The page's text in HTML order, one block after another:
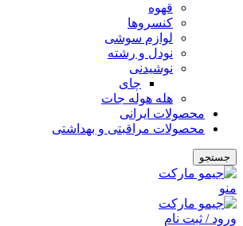
قهوه
کنسروها
لوازم سوشی
نودل و رشته
نوشیدنی
چای
هله هوله جات
محصولات ایرانی
محصولات مراقبتی و بهداشتی
جستجو
منو
ورود / ثبت نام